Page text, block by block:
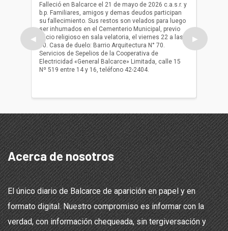
◀
Falleció en Balcarce el 21 de mayo de 2026 c.a.s.r. y
b.p. Familiares, amigos y demas deudos participan
su fallecimiento. Sus restos son velados para luego
ser inhumados en el Cementerio Municipal, previo
oficio religioso en sala velatoria, el viernes 22 a las
10. Casa de duelo: Barrio Arquitectura N° 70.
Servicios de Sepelios de la Cooperativa de
Electricidad «General Balcarce» Limitada, calle 15
Nº 519 entre 14 y 16, teléfono 42-2404.
ser
oficio
▶
Acerca de nosotros
El único diario de Balcarce de aparición en papel y en
formato digital. Nuestro compromiso es informar con la
verdad, con información chequeada, sin tergiversación y